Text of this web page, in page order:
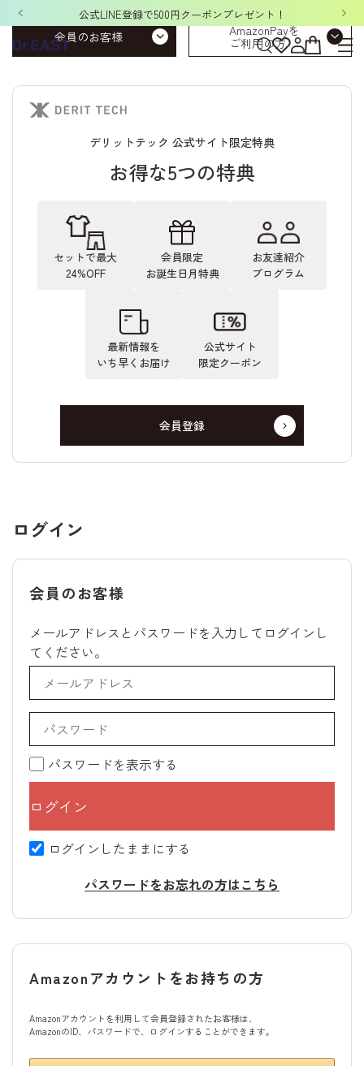
公式LINE登録で500円クーポンプレゼント！
会員のお客様
AmazonPayを
ご利用の方
デリットテック 公式サイト限定特典
お得な5つの特典
セットで最大
24%OFF
会員限定
お誕生日月特典
お友達紹介
プログラム
最新情報を
いち早くお届け
公式サイト
限定クーポン
会員登録
ログイン
会員のお客様
メールアドレスとパスワードを入力してログインし
てください。
パスワードを表示する
ログインしたままにする
パスワードをお忘れの方はこちら
Amazonアカウントをお持ちの方
Amazonアカウントを利用して会員登録されたお客様は、
AmazonのID、パスワードで、ログインすることができます。